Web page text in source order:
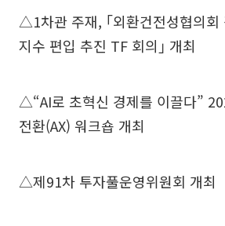
△1차관 주재, ｢외환건전성협의회
지수 편입 추진 TF 회의｣ 개최
△“AI로 초혁신 경제를 이끌다”
전환(AX) 워크숍 개최
△제91차 투자풀운영위원회 개최